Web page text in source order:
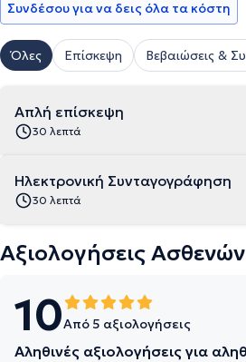
Συνδέσου για να δεις όλα τα κόστη
Όλες Επίσκεψη Βεβαιώσεις &
Απλή επίσκεψη
30 λεπτά
Ηλεκτρονική Συνταγογράφηση
30 λεπτά
Αξιολογήσεις Ασθενών
10Από 5 αξιολογήσεις
Αληθινές αξιολογήσεις για